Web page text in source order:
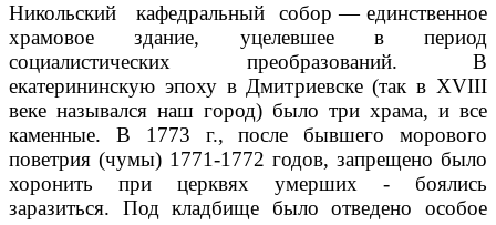
Никольский кафедральный собор — единственное
храмовое здание, уцелевшее в период
социалистических преобразований. В
екатерининскую эпоху в Дмитриевске (так в XVIII
веке назывался наш город) было три хра­ма, и все
каменные. В 1773 г., после бывшего морового
поветрия (чумы) 1771-1772 годов, запрещено было
хоронить при церквях умерших - боялись
заразиться. Под кладбище было отведено особое